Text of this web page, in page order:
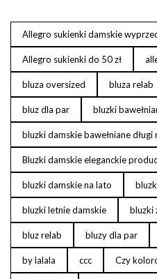
Allegro sukienki damskie
Allegro sukienki do 50 zł
bluza oversized bluza relab
bluz dla par bluzki
bluzki damskie bawełniane długi
Bluzki damskie eleganckie
bluzki damskie na lato
bluzki letnie damskie bluzki
bluz relab bluzy dla par
by lalala ccc Czy